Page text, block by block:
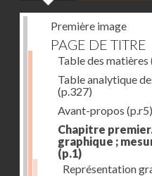
Première image
PAGE DE TITRE
Table des matières
Table analytique
(p.327)
Avant-propos (p.r5)
Chapitre
graphique ;
(p.1)
Représentation